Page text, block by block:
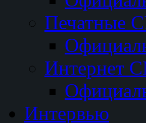
Печатные
Интернет
Интервью